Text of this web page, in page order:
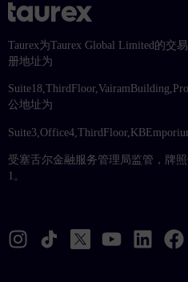
Taurex为Taurex Global Limited的交
册地址为
公地址为
受塞舌尔金融服务管理局监管，牌
1。